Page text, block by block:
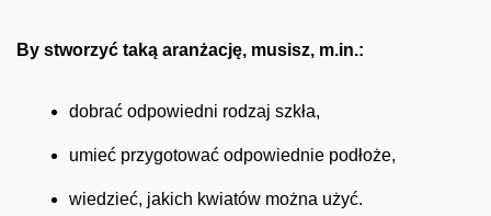
By stworzyć taką aranżację, musisz, m.in.:
dobrać odpowiedni rodzaj szkła,
umieć przygotować odpowiednie podłoże,
wiedzieć, jakich kwiatów można użyć.